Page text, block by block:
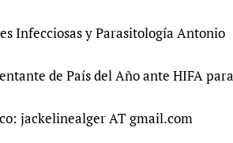
Infecciosas y Parasitología Antonio
de País del Año ante HIFA para
jackelinealger AT gmail.com